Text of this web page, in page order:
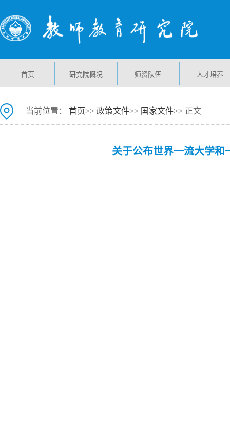
首页 研究院概况 师资队伍 人才培养
当前位置： 首页>> 政策文件>> 国家文件>> 正文
关于公布世界一流大学和